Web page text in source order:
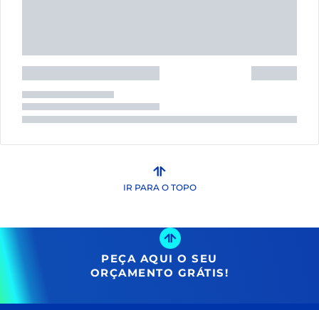
IR PARA O TOPO
PEÇA AQUI O SEU
ORÇAMENTO GRÁTIS!